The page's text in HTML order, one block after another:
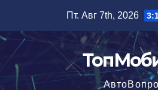
содержимому
Пт. Авг 7th, 2026